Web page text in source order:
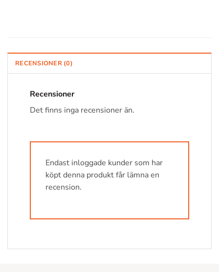
RECENSIONER (0)
Recensioner
Det finns inga recensioner än.
Endast inloggade kunder som har
köpt denna produkt får lämna en
recension.